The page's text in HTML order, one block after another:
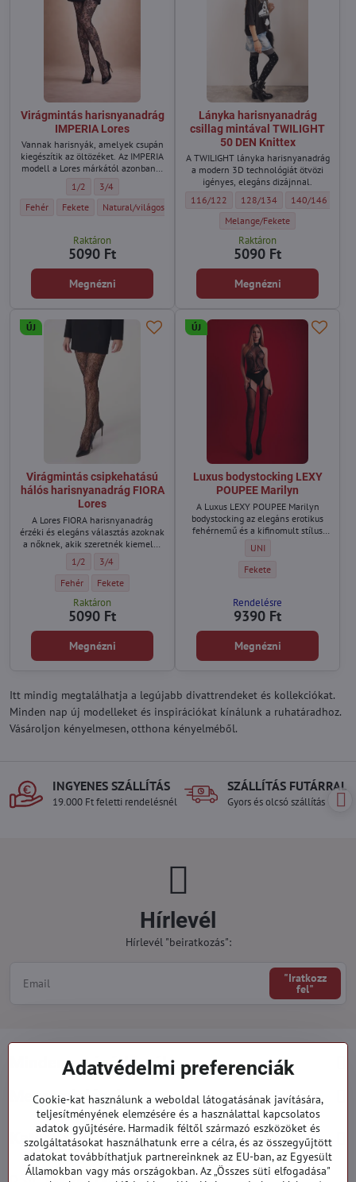
Virágmintás harisnyanadrág
IMPERIA Lores
Vannak harisnyák, amelyek csupán
kiegészítik az öltözéket. Az IMPERIA
modell a Lores márkától azonban a
legelegánsabb eleme lesz. A
látványos virágmintát finoman
áttetsző alap emeli ki, amely
kölcsönöz a lábaknak.
Virágmintás harisnyanadrág IMPERIA Lores - Méret:
1/2 Virágmintás harisnyanadrág IMPERIA Lores - Méret:
3/4
Virágmintás harisnyanadrág IMPERIA Lores - Szín:
Fehér Virágmintás harisnyanadrág IMPERIA Lores - Szín:
Fekete Virágmintás harisnyanadrág IMPERIA Lores - Szín:
Natural/világos testszínű
Raktáron
5090 Ft
Megnézni
Lányka harisnyanadrág
csillag mintával TWILIGHT
50 DEN Knittex
A TWILIGHT lányka harisnyanadrág
a modern 3D technológiát ötvözi
igényes, elegáns dizájnnal.
Lányka harisnyanadrág csillag mintával
116/122 Lányka harisnyanadrág
128/134 Lányka
140/146
Lányka harisnyanadrág csillag
Melange/Fekete
Raktáron
5090 Ft
Megnézni
ÚJ
Virágmintás csipkehatású
hálós harisnyanadrág FIORA
Lores
A Lores FIORA harisnyanadrág
érzéki és elegáns választás azoknak
a nőknek, akik szeretnék kiemelni
nőiességüket, stílusukat és
magabiztosságukat. A finom hálós
szerkezet romantikus virágmintás
luxus csipkeharisnyát idéző hatást
kelt, és minden összeállításnak
Virágmintás csipkehatású hálós harisnyanadrág FIORA Lores - Méret:
1/2 Virágmintás csipkehatású hálós harisnyanadrág FIORA Lores -
3/4
Virágmintás csipkehatású hálós harisnyanadrág FIORA Lores - Szín:
Fehér Virágmintás csipkehatású hálós harisnyanadrág FIORA Lores -
Fekete
Raktáron
5090 Ft
Megnézni
ÚJ
Luxus bodystocking LEXY
POUPEE Marilyn
A Luxus LEXY POUPEE Marilyn
bodystocking az elegáns erotikus
fehérnemű és a kifinomult stílus
tökéletes találkozása. Azoknak a
nőknek készült, akik minden
pillanatban magabiztosnak,
Luxus bodystocking LEXY
UNI
Luxus bodystocking LEXY
Fekete
Rendelésre
9390 Ft
Megnézni
Itt mindig megtalálhatja a legújabb divattrendeket és kollekciókat.
Minden nap új modelleket és inspirációkat kínálunk a ruhatáradhoz.
Vásároljon kényelmesen, otthona kényelméből.
INGYENES SZÁLLÍTÁS
19.000 Ft feletti rendelésnél
SZÁLLÍTÁS FUTÁRRAL
Gyors és olcsó szállítás
Hírlevél
Hírlevél "beiratkozás":
"Iratkozz
fel"
Minden a vásárlásról
Megrendelések
Kategóriák
919 060 751
Adatvédelmi preferenciák
Cookie-kat használunk a weboldal látogatásának javítására,
teljesítményének elemzésére és a használattal kapcsolatos
adatok gyűjtésére. Harmadik féltől származó eszközöket és
szolgáltatásokat használhatunk erre a célra, és az összegyűjtött
adatokat továbbíthatjuk partnereinknek az EU-ban, az Egyesült
Államokban vagy más országokban. Az „Összes süti elfogadása"